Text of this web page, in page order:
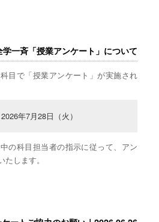
学一斉「授業アンケート」について
目で「授業アンケート」が実施され
年7月28日（火）
の科目担当者の指示に従って、アン
します。